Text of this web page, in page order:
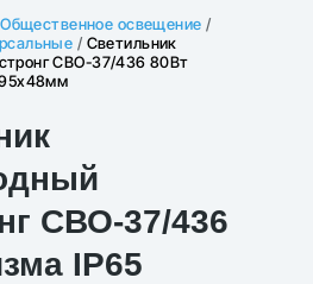
Общественное освещение /
/ Светильник
СВО-37/436 80Вт
СВО-37/436
IP65